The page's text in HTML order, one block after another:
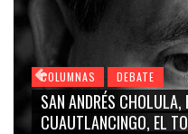
PUEBLA CAPITAL Y
3 DE MUNICIPIOS